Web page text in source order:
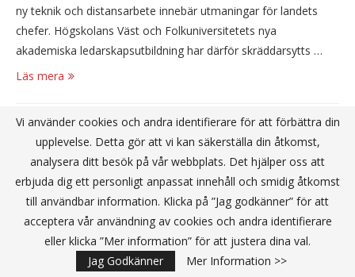
ny teknik och distansarbete innebär utmaningar för landets
chefer. Högskolans Väst och Folkuniversitetets nya
akademiska ledarskapsutbildning har därför skräddarsytts …
Läs mera
Vi använder cookies och andra identifierare för att förbättra din
upplevelse. Detta gör att vi kan säkerställa din åtkomst,
analysera ditt besök på vår webbplats. Det hjälper oss att
erbjuda dig ett personligt anpassat innehåll och smidig åtkomst
till användbar information. Klicka på ”Jag godkänner” för att
acceptera vår användning av cookies och andra identifierare
eller klicka ”Mer information” för att justera dina val.
Jag Godkänner
Mer Information >>